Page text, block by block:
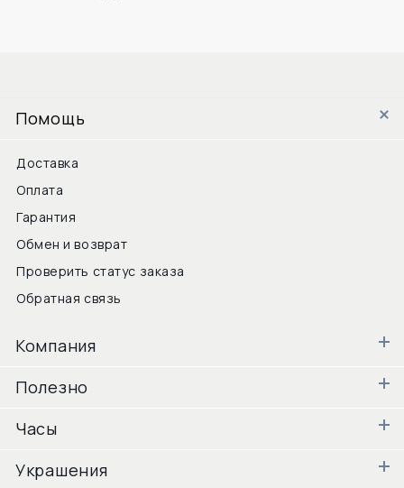
Помощь
Доставка
Оплата
Гарантия
Обмен и возврат
Проверить статус заказа
Обратная связь
Компания
Полезно
Часы
Украшения